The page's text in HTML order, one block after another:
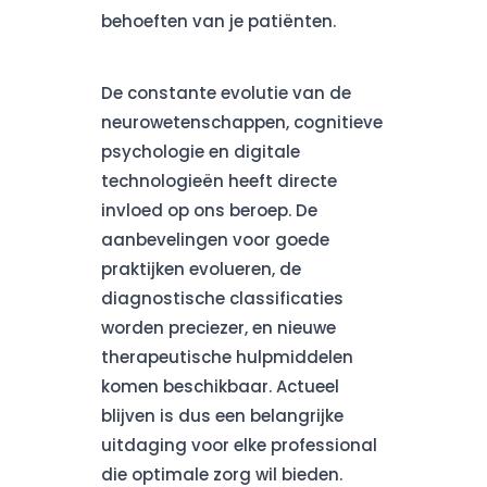
behoeften van je patiënten.
De constante evolutie van de
neurowetenschappen, cognitieve
psychologie en digitale
technologieën heeft directe
invloed op ons beroep. De
aanbevelingen voor goede
praktijken evolueren, de
diagnostische classificaties
worden preciezer, en nieuwe
therapeutische hulpmiddelen
komen beschikbaar. Actueel
blijven is dus een belangrijke
uitdaging voor elke professional
die optimale zorg wil bieden.